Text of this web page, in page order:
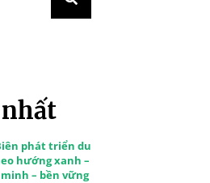
phát triển du
hướng xanh –
– bền vững